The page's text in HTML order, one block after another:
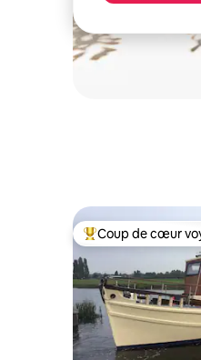
Coups de cœur
Coup de cœur